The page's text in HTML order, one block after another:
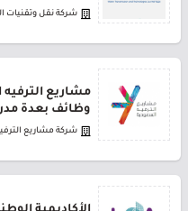
شركة نقل وتقنيات
مشاريع
وظائف بعدة
شركة مشاريع